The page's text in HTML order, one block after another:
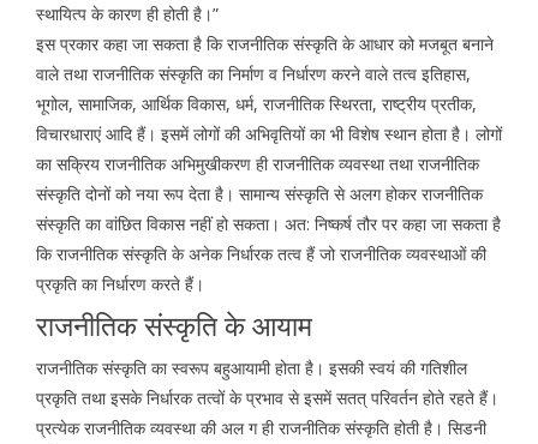
स्थायित्प के कारण ही होती है।”
इस प्रकार कहा जा सकता है कि राजनीतिक संस्कृति के आधार को मजबूत बनाने
वाले तथा राजनीतिक संस्कृति का निर्माण व निर्धारण करने वाले तत्व इतिहास,
भूगोल, सामाजिक, आर्थिक विकास, धर्म, राजनीतिक स्थिरता, राष्ट्रीय प्रतीक,
विचारधाराएं आदि हैं। इसमें लोगों की अभिवृतियों का भी विशेष स्थान होता है। लोगों
का सक्रिय राजनीतिक अभिमुखीकरण ही राजनीतिक व्यवस्था तथा राजनीतिक
संस्कृति दोनों को नया रूप देता है। सामान्य संस्कृति से अलग होकर राजनीतिक
संस्कृति का वांछित विकास नहीं हो सकता। अत: निष्कर्ष तौर पर कहा जा सकता है
कि राजनीतिक संस्कृति के अनेक निर्धारक तत्व हैं जो राजनीतिक व्यवस्थाओं की
प्रकृति का निर्धारण करते हैं।
राजनीतिक संस्कृति के आयाम
राजनीतिक संस्कृति का स्वरूप बहुआयामी होता है। इसकी स्वयं की गतिशील
प्रकृति तथा इसके निर्धारक तत्वों के प्रभाव से इसमें सतत् परिवर्तन होते रहते हैं।
प्रत्येक राजनीतिक व्यवस्था की अल ग ही राजनीतिक संस्कृति होती है। सिडनी